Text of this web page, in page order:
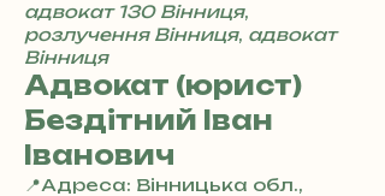
адвокат 130 Вінниця,
розлучення Вінниця, адвокат
Вінниця
Адвокат (юрист)
Бездітний Іван
Іванович
📍Адреса: Вінницька обл.,